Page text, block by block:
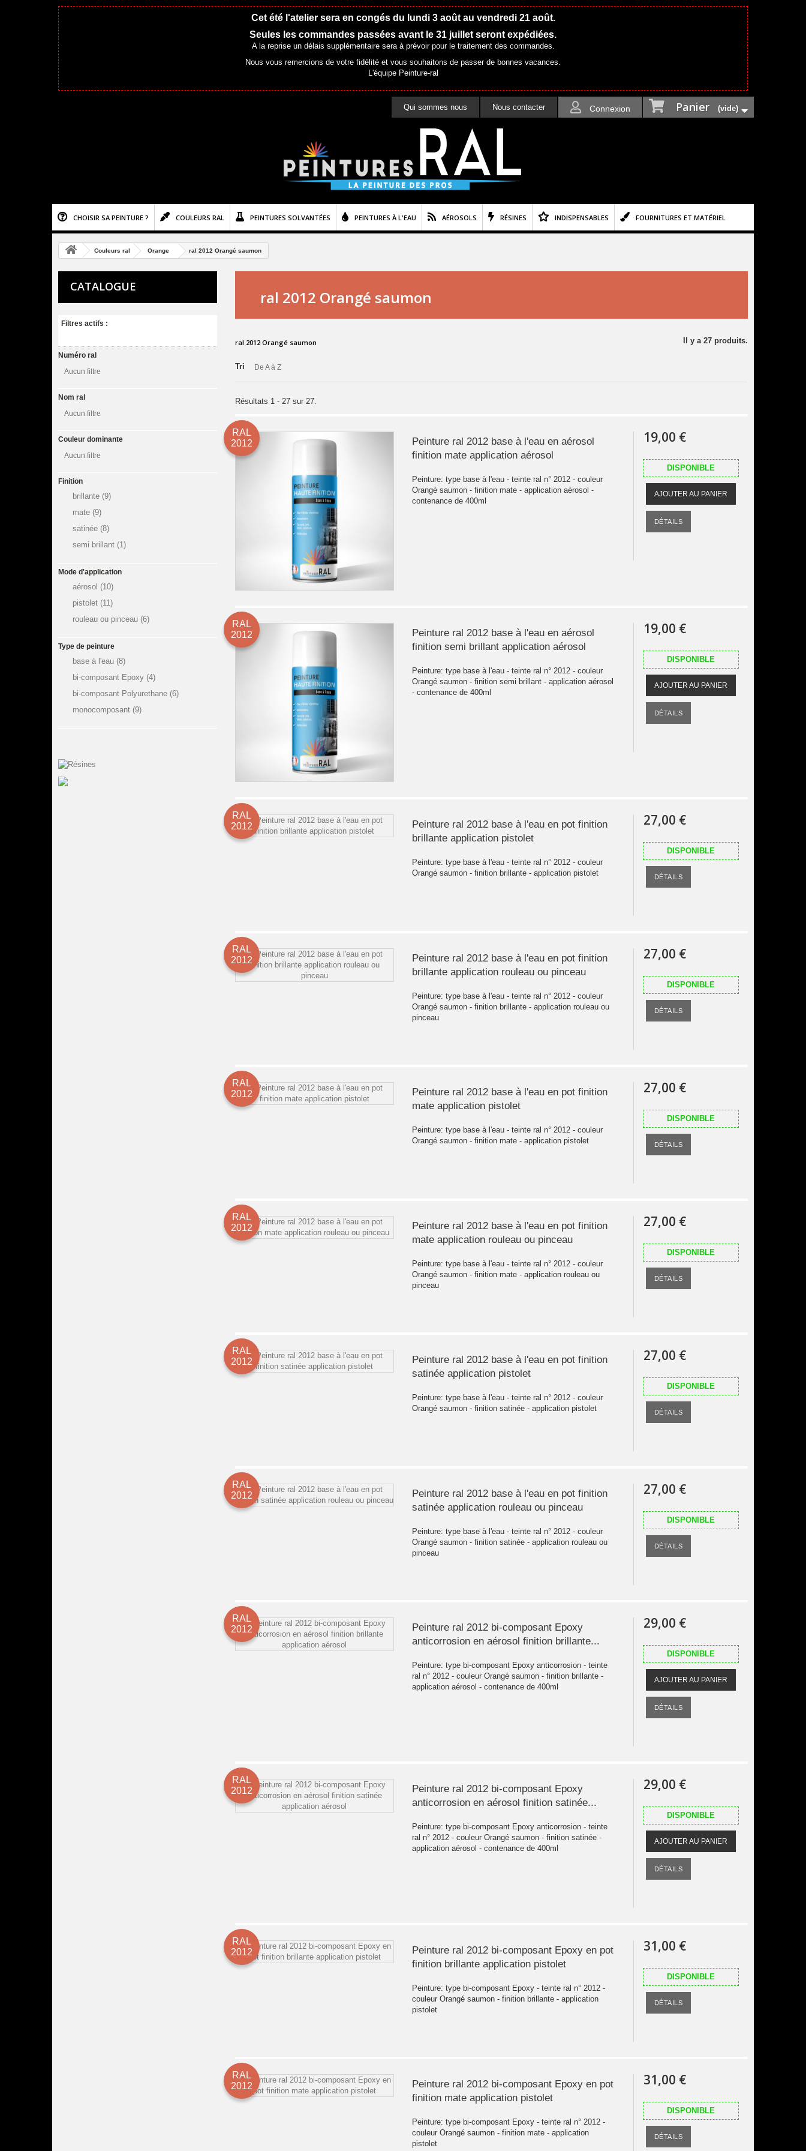
Cet été l'atelier sera en congés du lundi 3 août au vendredi 21 août.
Seules les commandes passées avant le 31 juillet seront expédiées.
A la reprise un délais supplémentaire sera à prévoir pour le traitement des commandes.
Nous vous remercions de votre fidélité et vous souhaitons de passer de bonnes vacances.
L'équipe Peinture-ral
Panier (vide)
Connexion
Nous contacter
Qui sommes nous
CHOISIR SA PEINTURE ? COULEURS RAL PEINTURES SOLVANTÉES PEINTURES À L'EAU AÉROSOLS RÉSINES INDISPENSABLES FOURNITURES ET MATÉRIEL
Couleurs ral Orange ral 2012 Orangé saumon
CATALOGUE
Filtres actifs :
Numéro ral
Aucun filtre
Nom ral
Aucun filtre
Couleur dominante
Aucun filtre
Finition
brillante (9)
mate (9)
satinée (8)
semi brillant (1)
Mode d'application
aérosol (10)
pistolet (11)
rouleau ou pinceau (6)
Type de peinture
base à l'eau (8)
bi-composant Epoxy (4)
bi-composant Polyurethane (6)
monocomposant (9)
ral 2012 Orangé saumon
ral 2012 Orangé saumon Il y a 27 produits.
Tri De A à Z
Résultats 1 - 27 sur 27.
RAL
2012
Peinture ral 2012 base à l'eau en aérosol
finition mate application aérosol
Peinture: type base à l'eau - teinte ral n° 2012 - couleur
Orangé saumon - finition mate - application aérosol -
contenance de 400ml
19,00 €
DISPONIBLE
AJOUTER AU PANIER
DÉTAILS
RAL
2012
Peinture ral 2012 base à l'eau en aérosol
finition semi brillant application aérosol
Peinture: type base à l'eau - teinte ral n° 2012 - couleur
Orangé saumon - finition semi brillant - application aérosol
- contenance de 400ml
19,00 €
DISPONIBLE
AJOUTER AU PANIER
DÉTAILS
RAL
2012
Peinture ral 2012 base à l'eau en pot finition
brillante application pistolet
Peinture: type base à l'eau - teinte ral n° 2012 - couleur
Orangé saumon - finition brillante - application pistolet
27,00 €
DISPONIBLE
DÉTAILS
RAL
2012
Peinture ral 2012 base à l'eau en pot finition
brillante application rouleau ou pinceau
Peinture: type base à l'eau - teinte ral n° 2012 - couleur
Orangé saumon - finition brillante - application rouleau ou
pinceau
27,00 €
DISPONIBLE
DÉTAILS
RAL
2012
Peinture ral 2012 base à l'eau en pot finition
mate application pistolet
Peinture: type base à l'eau - teinte ral n° 2012 - couleur
Orangé saumon - finition mate - application pistolet
27,00 €
DISPONIBLE
DÉTAILS
RAL
2012
Peinture ral 2012 base à l'eau en pot finition
mate application rouleau ou pinceau
Peinture: type base à l'eau - teinte ral n° 2012 - couleur
Orangé saumon - finition mate - application rouleau ou
pinceau
27,00 €
DISPONIBLE
DÉTAILS
RAL
2012
Peinture ral 2012 base à l'eau en pot finition
satinée application pistolet
Peinture: type base à l'eau - teinte ral n° 2012 - couleur
Orangé saumon - finition satinée - application pistolet
27,00 €
DISPONIBLE
DÉTAILS
RAL
2012
Peinture ral 2012 base à l'eau en pot finition
satinée application rouleau ou pinceau
Peinture: type base à l'eau - teinte ral n° 2012 - couleur
Orangé saumon - finition satinée - application rouleau ou
pinceau
27,00 €
DISPONIBLE
DÉTAILS
RAL
2012
Peinture ral 2012 bi-composant Epoxy
anticorrosion en aérosol finition brillante...
Peinture: type bi-composant Epoxy anticorrosion - teinte
ral n° 2012 - couleur Orangé saumon - finition brillante -
application aérosol - contenance de 400ml
29,00 €
DISPONIBLE
AJOUTER AU PANIER
DÉTAILS
RAL
2012
Peinture ral 2012 bi-composant Epoxy
anticorrosion en aérosol finition satinée...
Peinture: type bi-composant Epoxy anticorrosion - teinte
ral n° 2012 - couleur Orangé saumon - finition satinée -
application aérosol - contenance de 400ml
29,00 €
DISPONIBLE
AJOUTER AU PANIER
DÉTAILS
RAL
2012
Peinture ral 2012 bi-composant Epoxy en pot
finition brillante application pistolet
Peinture: type bi-composant Epoxy - teinte ral n° 2012 -
couleur Orangé saumon - finition brillante - application
pistolet
31,00 €
DISPONIBLE
DÉTAILS
RAL
2012
Peinture ral 2012 bi-composant Epoxy en pot
finition mate application pistolet
Peinture: type bi-composant Epoxy - teinte ral n° 2012 -
couleur Orangé saumon - finition mate - application
pistolet
31,00 €
DISPONIBLE
DÉTAILS